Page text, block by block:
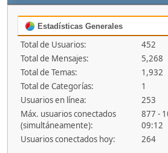
Estadísticas Generales
Total de Usuarios:
452
Total de Mensajes:
5,268
Total de Temas:
1,932
Total de Categorías:
1
Usuarios en línea:
253
Máx. usuarios conectados
(simultáneamente):
877 -
09:12
Usuarios conectados hoy:
264